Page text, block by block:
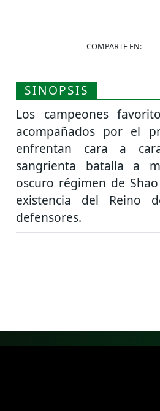
COMPARTE EN:
SINOPSIS
Los campeones
acompañados por el
enfrentan cara a
sangrienta batalla a
oscuro régimen de
existencia del
defensores.